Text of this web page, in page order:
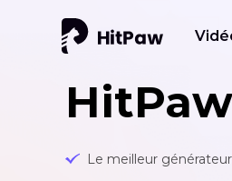
Le meilleur